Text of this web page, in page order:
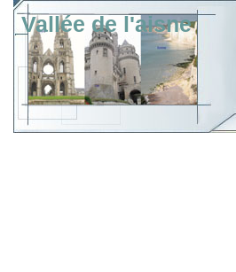
Vallée de l'aisne